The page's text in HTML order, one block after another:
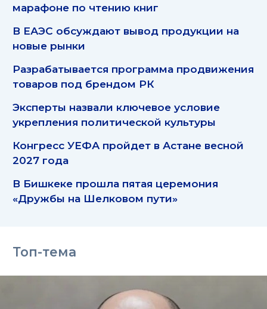
марафоне по чтению книг
В ЕАЭС обсуждают вывод продукции на
новые рынки
Разрабатывается программа продвижения
товаров под брендом РК
Эксперты назвали ключевое условие
укрепления политической культуры
Конгресс УЕФА пройдет в Астане весной
2027 года
В Бишкеке прошла пятая церемония
«Дружбы на Шелковом пути»
Топ-тема